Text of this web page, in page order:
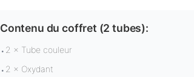
Contenu du coffret (2 tubes):
• 2 × Tube couleur
• 2 × Oxydant